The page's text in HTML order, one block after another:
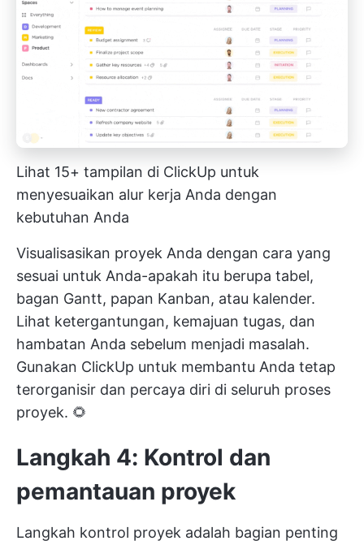
Lihat 15+ tampilan di ClickUp untuk
menyesuaikan alur kerja Anda dengan
kebutuhan Anda
Visualisasikan proyek Anda dengan cara yang
sesuai untuk Anda-apakah itu berupa tabel,
bagan Gantt, papan Kanban, atau kalender.
Lihat ketergantungan, kemajuan tugas, dan
hambatan Anda sebelum menjadi masalah.
Gunakan ClickUp untuk membantu Anda tetap
terorganisir dan percaya diri di seluruh proses
proyek. 🌻
Langkah 4: Kontrol dan
pemantauan proyek
Langkah kontrol proyek adalah bagian penting